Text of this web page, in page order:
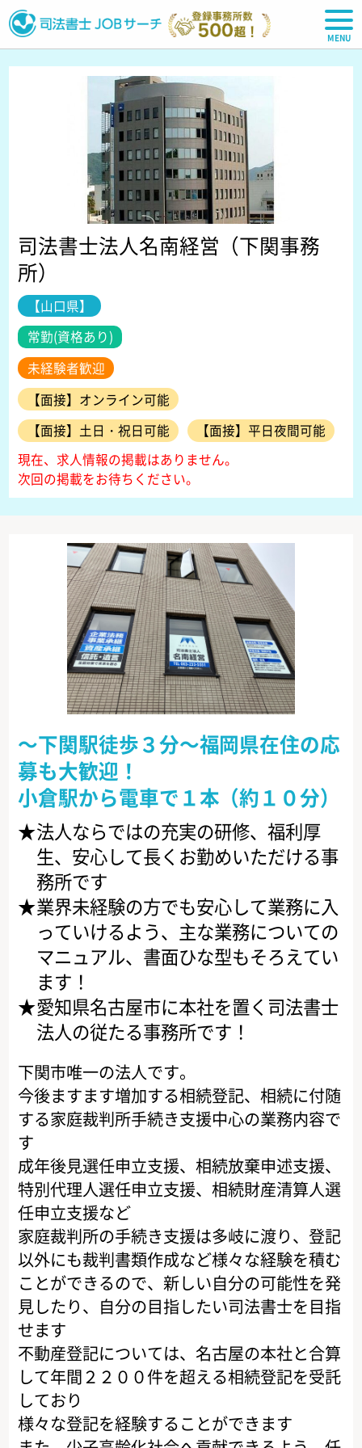
司法書士JOBサーチ
司法書士法人名南経営（下関事務
所）
【山口県】
常勤(資格あり)
未経験者歓迎
【面接】オンライン可能
【面接】土日・祝日可能
【面接】平日夜間可能
現在、求人情報の掲載はありません。
次回の掲載をお待ちください。
～下関駅徒歩３分～福岡県在住の応
募も大歓迎！
小倉駅から電車で１本（約１０分）
法人ならではの充実の研修、福利厚
生、安心して長くお勤めいただける事
務所です
業界未経験の方でも安心して業務に入
っていけるよう、主な業務についての
マニュアル、書面ひな型もそろえてい
ます！
愛知県名古屋市に本社を置く司法書士
法人の従たる事務所です！
下関市唯一の法人です。
今後ますます増加する相続登記、相続に付随
する家庭裁判所手続き支援中心の業務内容で
す
成年後見選任申立支援、相続放棄申述支援、
特別代理人選任申立支援、相続財産清算人選
任申立支援など
家庭裁判所の手続き支援は多岐に渡り、登記
以外にも裁判書類作成など様々な経験を積む
ことができるので、新しい自分の可能性を発
見したり、自分の目指したい司法書士を目指
せます
不動産登記については、名古屋の本社と合算
して年間２２００件を超える相続登記を受託
しており
様々な登記を経験することができます